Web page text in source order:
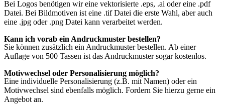
Bei Logos benötigen wir eine vektorisierte .eps, .ai oder eine .pdf
Datei. Bei Bildmotiven ist eine .tif Datei die erste Wahl, aber auch
eine .jpg oder .png Datei kann verarbeitet werden.
Kann ich vorab ein Andruckmuster bestellen?
Sie können zusätzlich ein Andruckmuster bestellen. Ab einer
Auflage von 500 Tassen ist das Andruckmuster sogar kostenlos.
Motivwechsel oder Personalisierung möglich?
Eine individuelle Personalisierung (z.B. mit Namen) oder ein
Motivwechsel sind ebenfalls möglich. Fordern Sie hierzu gerne ein
Angebot an.